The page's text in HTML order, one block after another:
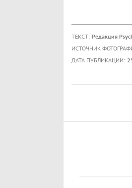
ТЕКСТ: Редакция
ИСТОЧНИК
ДАТА ПУБЛИКАЦИИ: